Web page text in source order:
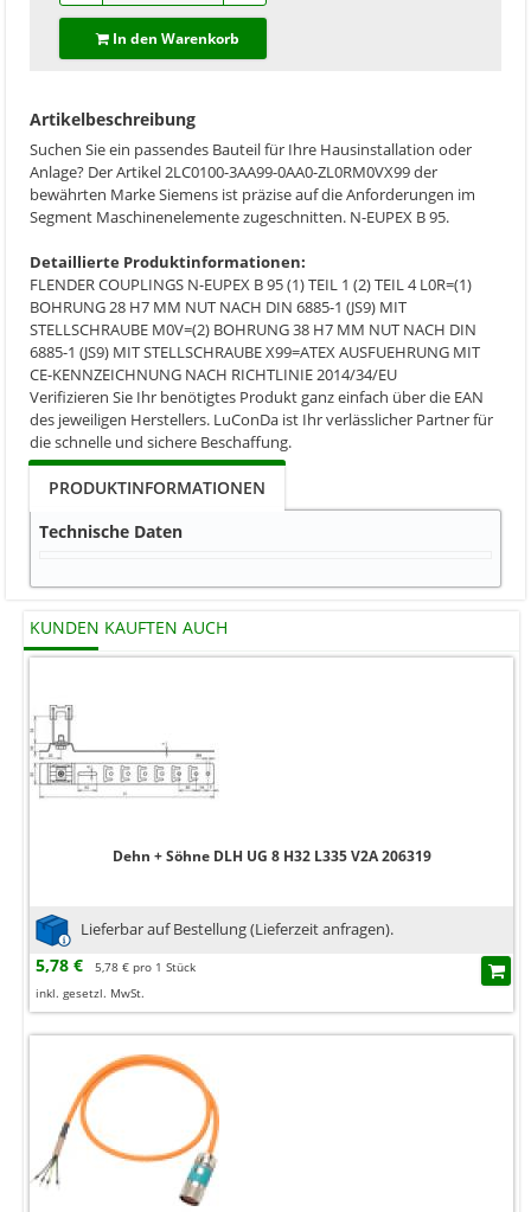
In den Warenkorb
Artikelbeschreibung
Suchen Sie ein passendes Bauteil für Ihre Hausinstallation oder
Anlage? Der Artikel 2LC0100-3AA99-0AA0-ZL0RM0VX99 der
bewährten Marke Siemens ist präzise auf die Anforderungen im
Segment Maschinenelemente zugeschnitten. N-EUPEX B 95.
Detaillierte Produktinformationen:
FLENDER COUPLINGS N-EUPEX B 95 (1) TEIL 1 (2) TEIL 4 L0R=(1)
BOHRUNG 28 H7 MM NUT NACH DIN 6885-1 (JS9) MIT
STELLSCHRAUBE M0V=(2) BOHRUNG 38 H7 MM NUT NACH DIN
6885-1 (JS9) MIT STELLSCHRAUBE X99=ATEX AUSFUEHRUNG MIT
CE-KENNZEICHNUNG NACH RICHTLINIE 2014/34/EU
Verifizieren Sie Ihr benötigtes Produkt ganz einfach über die EAN
des jeweiligen Herstellers. LuConDa ist Ihr verlässlicher Partner für
die schnelle und sichere Beschaffung.
PRODUKTINFORMATIONEN
Technische Daten
KUNDEN KAUFTEN AUCH
Dehn + Söhne DLH UG 8 H32 L335 V2A 206319
Lieferbar auf Bestellung (Lieferzeit anfragen).
5,78 €
5,78 € pro 1 Stück
inkl. gesetzl. MwSt.